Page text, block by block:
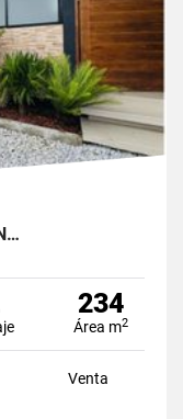
234
Área m2
Venta